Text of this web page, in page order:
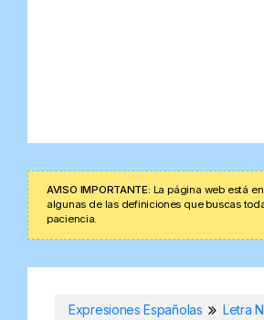
AVISO IMPORTANTE: La página web está
algunas de las definiciones que buscas
paciencia.
Expresiones Españolas Letra N